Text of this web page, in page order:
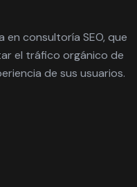
en consultoría SEO, que
el tráfico orgánico de
de sus usuarios.